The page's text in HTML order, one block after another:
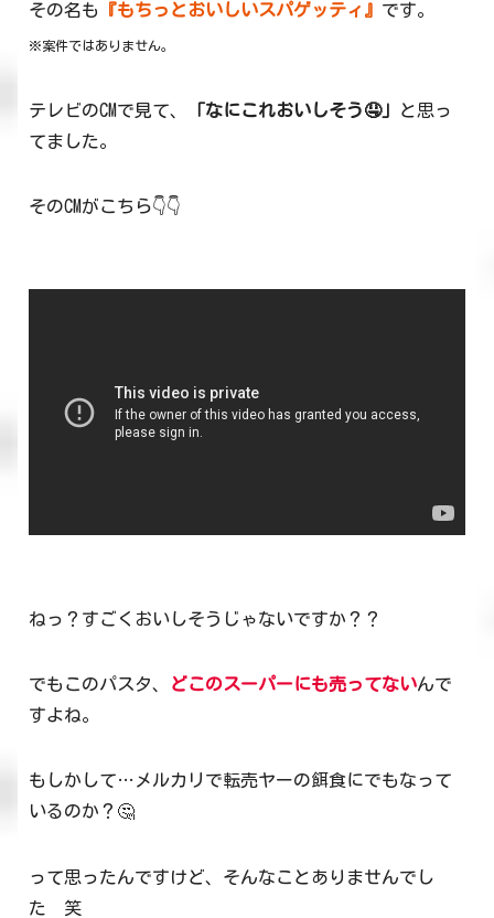
その名も 『もちっとおいしいスパゲッティ』 です。
※案件ではありません。
テレビのCMで見て、 「なにこれおいしそう🤤」
と思っ
てました。
そのCMがこちら👇👇
ねっ？すごくおいしそうじゃないですか？？
でもこのパスタ、 どこのスーパーにも売ってないんで
すよね。
もしかして…メルカリで転売ヤーの餌食にでもなって
いるのか？🤔
って思ったんですけど、そんなことありませんでし
た 笑